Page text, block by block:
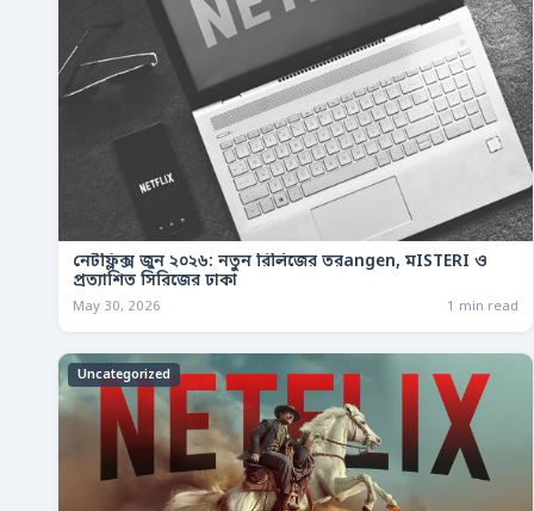
নেটফ্লিক্স জুন ২০২৬: নতুন রিলিজের তরangen, মISTERI ও
প্রত্যাশিত সিরিজের ঢাকা
May 30, 2026 1 min read
Uncategorized